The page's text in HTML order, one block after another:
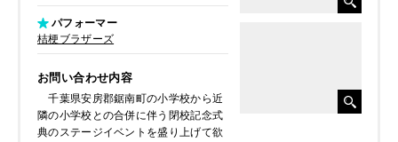
パフォーマー
桔梗ブラザーズ
お問い合わせ内容
千葉県安房郡鋸南町の小学校から近
隣の小学校との合併に伴う閉校記念式
典のステージイベントを盛り上げて欲